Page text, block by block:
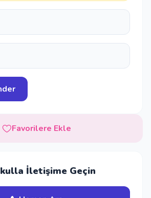
Favorilere Ekle
İletişime Geçin